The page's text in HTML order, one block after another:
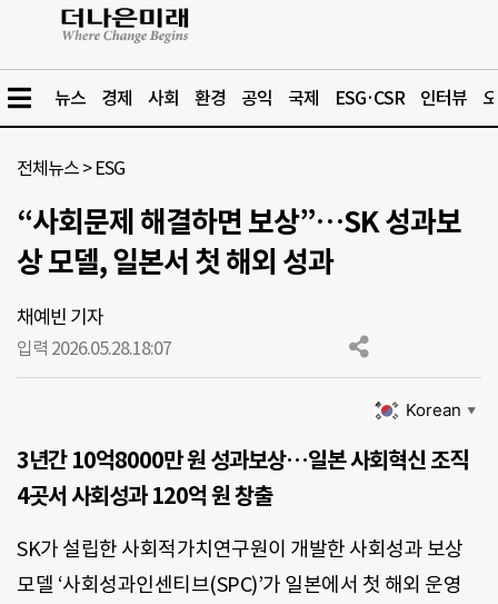
뉴스 경제 사회 환경 공익 국제 ESG·CSR 인터뷰
전체뉴스 > ESG
“사회문제 해결하면 보상”…SK 성과보
상 모델, 일본서 첫 해외 성과
채예빈 기자
입력 2026.05.28.18:07
Korean ▼
3년간 10억8000만 원 성과보상…일본 사회혁신 조직
4곳서 사회성과 120억 원 창출
SK가 설립한 사회적가치연구원이 개발한 사회성과 보상
모델 ‘사회성과인센티브(SPC)’가 일본에서 첫 해외 운영